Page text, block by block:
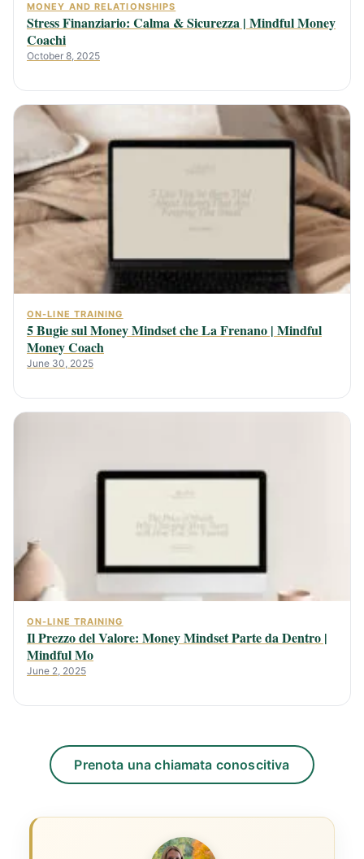
MONEY AND RELATIONSHIPS
Stress Finanziario: Calma & Sicurezza | Mindful Money
Coachi
October 8, 2025
ON-LINE TRAINING
5 Bugie sul Money Mindset che La Frenano | Mindful
Money Coach
June 30, 2025
ON-LINE TRAINING
Il Prezzo del Valore: Money Mindset Parte da Dentro |
Mindful Mo
June 2, 2025
Prenota una chiamata conoscitiva